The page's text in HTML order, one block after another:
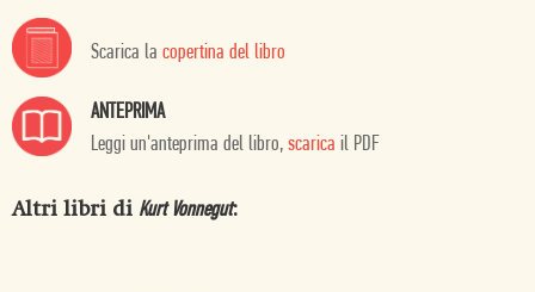
Scarica la copertina del libro
ANTEPRIMA
Leggi un'anteprima del libro, scarica il PDF
Altri libri di Kurt Vonnegut: